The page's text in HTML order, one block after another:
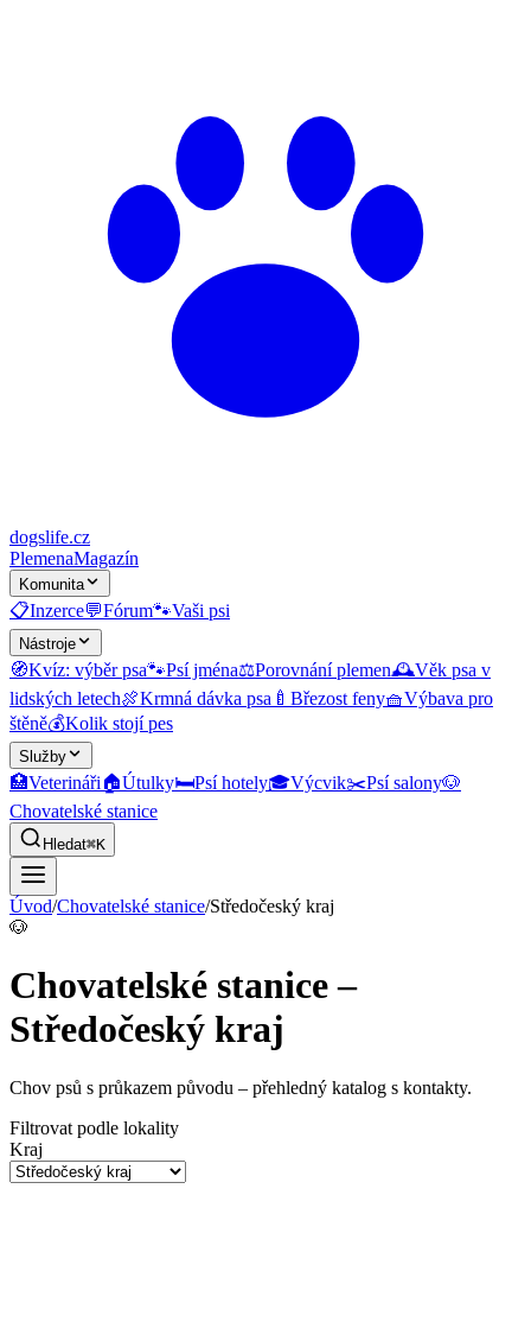
dogslife.cz
PlemenaMagazín
Komunita
📋Inzerce💬Fórum🐾Vaši psi
Nástroje
🧭Kvíz: výběr psa🐾Psí jména⚖️Porovnání plemen🕰️Věk psa v
lidských letech🍖Krmná dávka psa 🍼 Březost feny🧺Výbava pro
štěně💰Kolik stojí pes
Služby
🏥Veterináři🏠Útulky🛏️Psí hotely🎓Výcvik✂️Psí salony🐶
Chovatelské stanice
Hledat⌘K
Úvod/Chovatelské stanice/Středočeský kraj
🐶
Chovatelské stanice –
Středočeský kraj
Chov psů s průkazem původu – přehledný katalog s kontakty.
Filtrovat podle lokality
Kraj